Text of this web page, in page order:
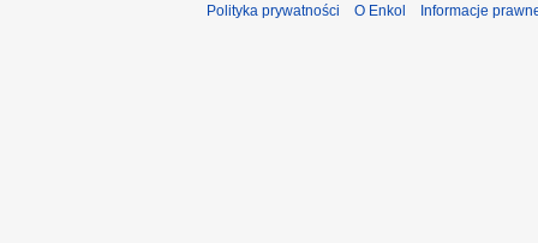
Polityka prywatności O Enkol Informacje